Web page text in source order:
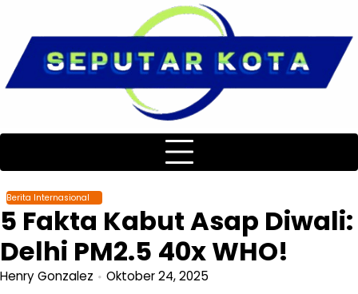
content
Berita Internasional
5 Fakta Kabut Asap Diwali:
Delhi PM2.5 40x WHO!
Henry Gonzalez Oktober 24, 2025